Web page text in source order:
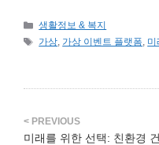
카
테
생활정보 & 복지
태
가상, 가상 이벤트 플랫폼, 미
미래를 위한 선택: 친환경